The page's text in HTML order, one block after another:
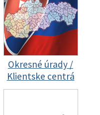
Okresné úrady /
Klientske centrá